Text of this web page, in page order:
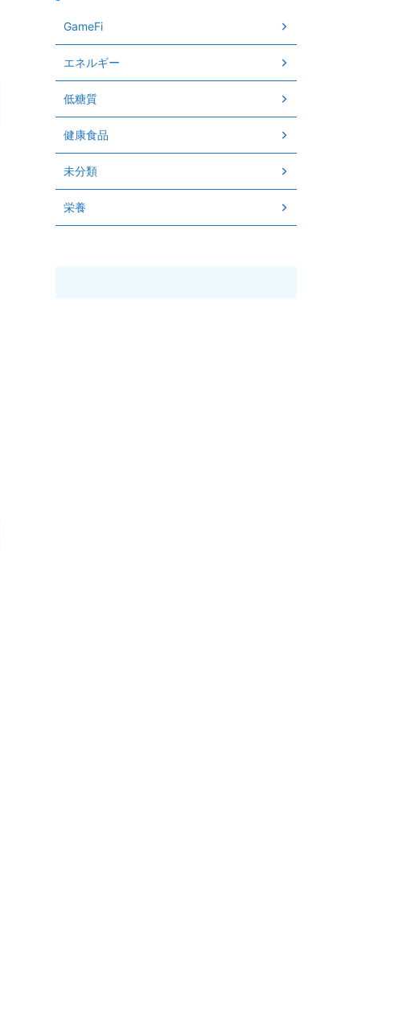
GameFi
エネルギー
低糖質
健康食品
未分類
栄養